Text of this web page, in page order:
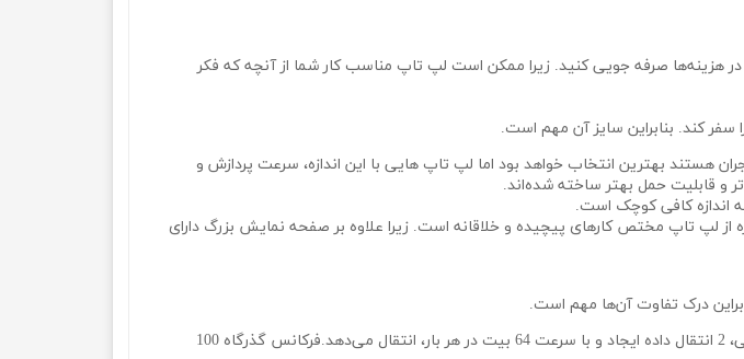
هزینه‌ها صرفه جویی کنید. زیرا ممکن است لپ تاپ مناسب کار شما از آنچه که فکر
سفر کند. بنابراین سایز آن مهم است.
سفر مانند تاجران هستند بهترین انتخاب خواهد بود اما لپ تاپ هایی با این اندازه، سرعت پردازش و
اندازه از لپ تاپ مختص کارهای پیچیده و خلاقانه است. زیرا علاوه بر صفحه نمایش بزرگ دارای
DDR1 اولین رم در رده SDRAM است که 184 پایه دارد. این رم در هر چرخه ساعت داخلی، 2 انتقال داده ایجاد و با سرعت 64 بیت در هر بار، انتقال می‌دهد.فرکانس گذرگاه 100